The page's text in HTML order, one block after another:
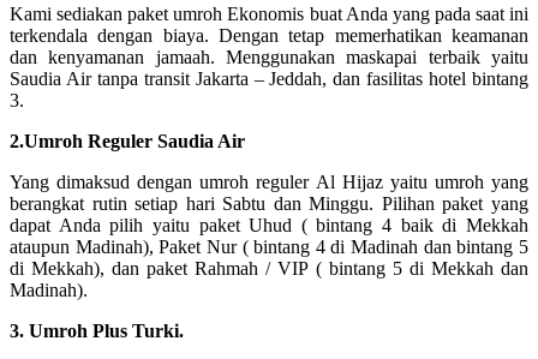
Kami sediakan paket umroh Ekonomis buat Anda yang pada saat ini
terkendala dengan biaya. Dengan tetap memerhatikan keamanan
dan kenyamanan jamaah. Menggunakan maskapai terbaik yaitu
Saudia Air tanpa transit Jakarta – Jeddah, dan fasilitas hotel bintang
3.
2.Umroh Reguler Saudia Air
Yang dimaksud dengan umroh reguler Al Hijaz yaitu umroh yang
berangkat rutin setiap hari Sabtu dan Minggu. Pilihan paket yang
dapat Anda pilih yaitu paket Uhud ( bintang 4 baik di Mekkah
ataupun Madinah), Paket Nur ( bintang 4 di Madinah dan bintang 5
di Mekkah), dan paket Rahmah / VIP ( bintang 5 di Mekkah dan
Madinah).
3. Umroh Plus Turki.